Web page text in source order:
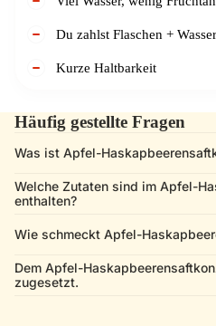
Du zahlst Flaschen +
Kurze Haltbarkeit
Häufig gestellte Fragen
Was ist Apfel-
Welche Zutaten sind im Apfel-
enthalten?
Wie schmeckt Apfel-
Dem Apfel-
zugesetzt.